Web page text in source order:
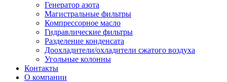
Генератор азота
Магистральные фильтры
Компрессорное масло
Гидравлические фильтры
Разделение конденсата
Доохладители/охладители сжатого воздуха
Угольные колонны
Контакты
О компании